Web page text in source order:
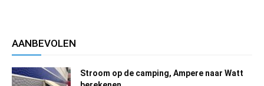
AANBEVOLEN
Stroom op de camping, Ampere naar Watt